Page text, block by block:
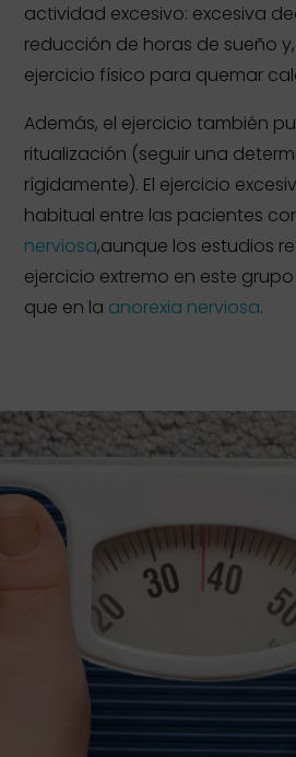
actividad excesivo: excesiva
reducción de horas de sueño
ejercicio físico para quemar
Además, el ejercicio también
ritualización (seguir una
rígidamente). El ejercicio
habitual entre las pacientes
nerviosa,aunque los estudios
ejercicio extremo en este
que en la anorexia nerviosa.